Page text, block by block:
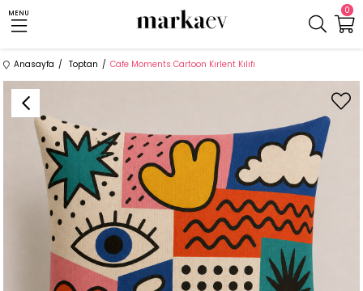
0
MENU
Anasayfa Toptan Cafe Moments Cartoon Kırlent Kılıfı